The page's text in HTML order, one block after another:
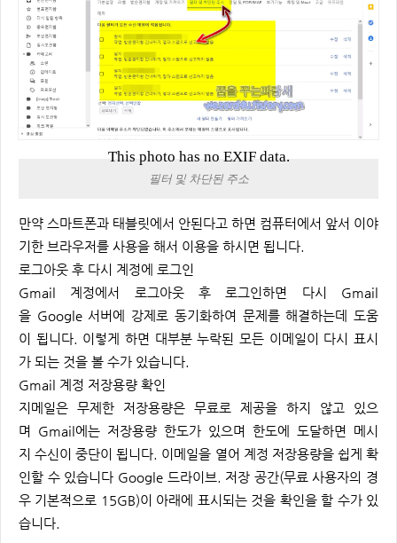
This photo has no EXIF data.
필터 및 차단된 주소
만약 스마트폰과 태블릿에서 안된다고 하면 컴퓨터에서 앞서 이야
기한 브라우저를 사용을 해서 이용을 하시면 됩니다.
로그아웃 후 다시 계정에 로그인
Gmail 계정에서 로그아웃 후 로그인하면 다시 Gmail
을 Google 서버에 강제로 동기화하여 문제를 해결하는데 도움
이 됩니다. 이렇게 하면 대부분 누락된 모든 이메일이 다시 표시
가 되는 것을 볼 수가 있습니다.
Gmail 계정 저장용량 확인
지메일은 무제한 저장용량은 무료로 제공을 하지 않고 있으
며 Gmail에는 저장용량 한도가 있으며 한도에 도달하면 메시
지 수신이 중단이 됩니다. 이메일을 열어 계정 저장용량을 쉽게 확
인할 수 있습니다 Google 드라이브. 저장 공간(무료 사용자의 경
우 기본적으로 15GB)이 아래에 표시되는 것을 확인을 할 수가 있
습니다.